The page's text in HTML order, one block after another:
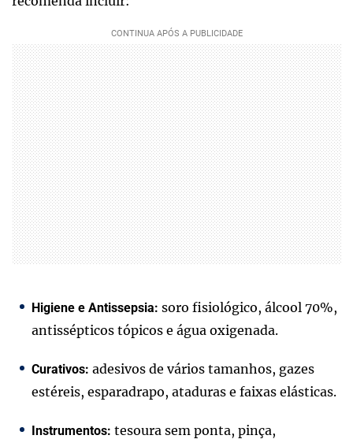
Higiene e Antissepsia: soro fisiológico, álcool 70%,
antissépticos tópicos e água oxigenada.
Curativos: adesivos de vários tamanhos, gazes
estéreis, esparadrapo, ataduras e faixas elásticas.
Instrumentos: tesoura sem ponta, pinça,